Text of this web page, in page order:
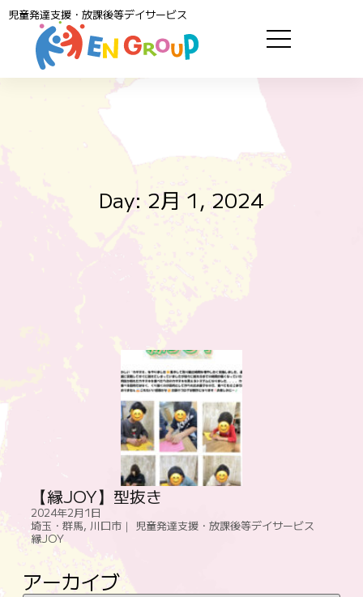
児童発達支援・放課後等デイサービス
Day: 2月 1, 2024
【縁JOY】型抜き
2024年2月1日
埼玉・群馬, 川口市｜ 児童発達支援・放課後等デイサービス
縁JOY
アーカイブ